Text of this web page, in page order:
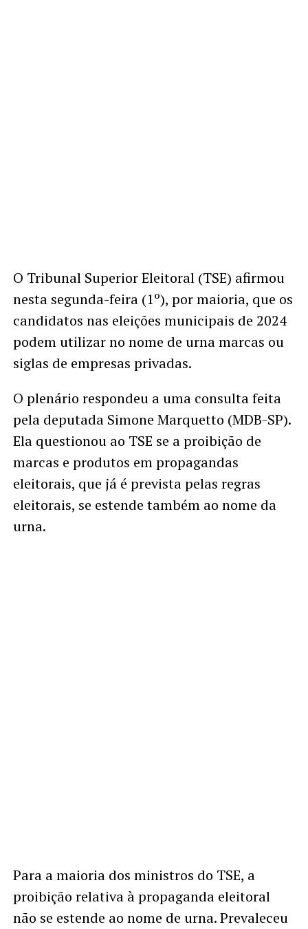
O Tribunal Superior Eleitoral (TSE) afirmou
nesta segunda-feira (1º), por maioria, que os
candidatos nas eleições municipais de 2024
podem utilizar no nome de urna marcas ou
siglas de empresas privadas.
O plenário respondeu a uma consulta feita
pela deputada Simone Marquetto (MDB-SP).
Ela questionou ao TSE se a proibição de
marcas e produtos em propagandas
eleitorais, que já é prevista pelas regras
eleitorais, se estende também ao nome da
urna.
Para a maioria dos ministros do TSE, a
proibição relativa à propaganda eleitoral
não se estende ao nome de urna. Prevaleceu